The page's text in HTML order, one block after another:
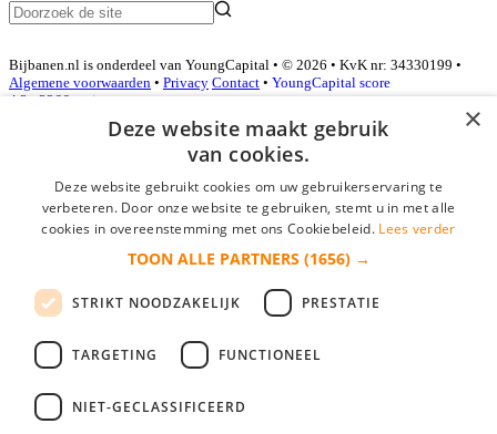
Bijbanen.nl is onderdeel van YoungCapital • © 2026 • KvK nr: 34330199 •
Algemene voorwaarden • Privacy Contact • YoungCapital score
4.3 - 3366 reviews
Inloggen als bedrijf
*
login gegevens onthouden
login
Bedrijf aanmelden
×
Deze website maakt gebruik
van cookies.
Deze website gebruikt cookies om uw gebruikerservaring te
verbeteren. Door onze website te gebruiken, stemt u in met alle
cookies in overeenstemming met ons Cookiebeleid. Lees verder
TOON ALLE PARTNERS (1656) →
STRIKT NOODZAKELIJK PRESTATIE
TARGETING FUNCTIONEEL
NIET-GECLASSIFICEERD